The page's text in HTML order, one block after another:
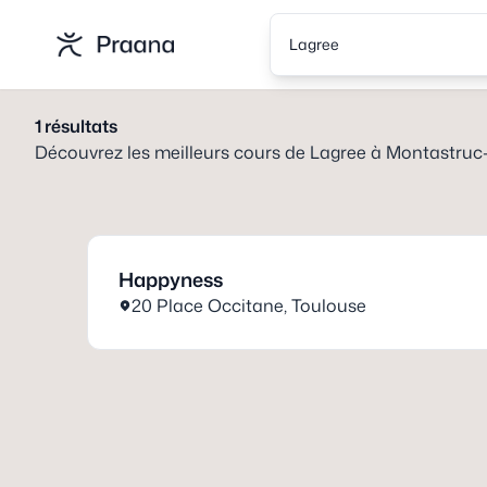
Lagree
1résultats
Découvrez les meilleurs cours de Lagree à
Happyness
20 Place Occitane,Toulouse